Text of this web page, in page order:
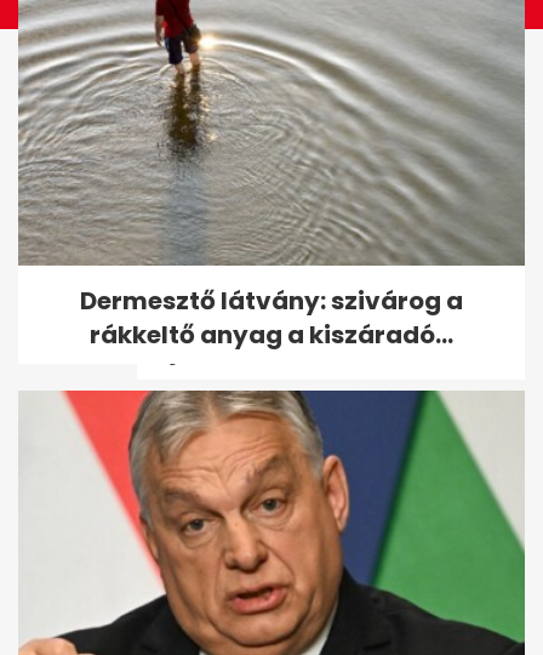
98 éves Benedek Gábor, a
legidősebb magyar olimpiai
bajnok - volt,...
Dermesztő látvány: szivárog a
rákkeltő anyag a kiszáradó...